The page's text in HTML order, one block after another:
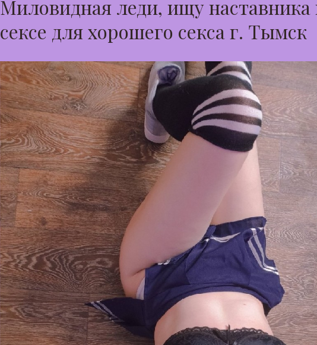
Миловидная леди, ищу наставника
сексе для хорошего секса г. Тымск